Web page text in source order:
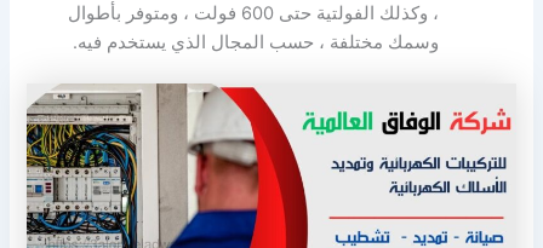
، وكذلك الفولتية حتى 600 فولت ، ومتوفر بأطوال
وسمك مختلفة ، حسب المجال الذي يستخدم فيه.